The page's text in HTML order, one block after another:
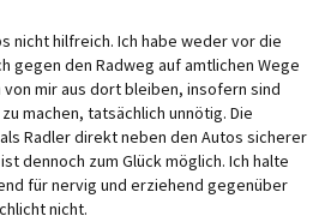
nicht hilfreich. Ich habe weder vor die
gegen den Radweg auf amtlichen Wege
von mir aus dort bleiben, insofern sind
machen, tatsächlich unnötig. Die
Radler direkt neben den Autos sicherer
dennoch zum Glück möglich. Ich halte
für nervig und erziehend gegenüber
nicht.